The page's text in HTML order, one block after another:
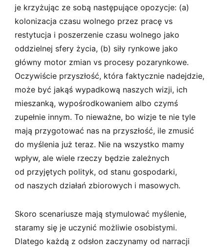
je krzyżując ze sobą następujące opozycje: (a)
kolonizacja czasu wolnego przez pracę vs
restytucja i poszerzenie czasu wolnego jako
oddzielnej sfery życia, (b) siły rynkowe jako
główny motor zmian vs procesy pozarynkowe.
Oczywiście przyszłość, która faktycznie nadejdzie,
może być jakąś wypadkową naszych wizji, ich
mieszanką, wypośrodkowaniem albo czymś
zupełnie innym. To nieważne, bo wizje te nie tyle
mają przygotować nas na przyszłość, ile zmusić
do myślenia już teraz. Nie na wszystko mamy
wpływ, ale wiele rzeczy będzie zależnych
od przyjętych polityk, od stanu gospodarki,
od naszych działań zbiorowych i masowych.
Skoro scenariusze mają stymulować myślenie,
staramy się je uczynić możliwie osobistymi.
Dlatego każdą z odsłon zaczynamy od narracji